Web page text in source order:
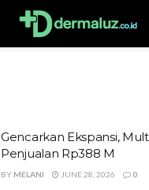
Gencarkan Ekspansi,
Penjualan Rp388 M
BY MELANI JUNE 28, 2026 0